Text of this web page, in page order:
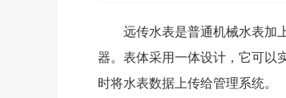
远传水表是普通机械水表加上
器。表体采用一体设计，它可以
时将水表数据上传给管理系统。